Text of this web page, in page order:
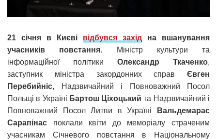
21 січня в Києві відбувся захід на вшанування
учасників повстання. Міністр культури та
інформаційної політики Олександр Ткаченко,
заступник міністра закордонних справ Євген
Перебийніс, Надзвичайний і Повноважний Посол
Польщі в Україні Бартош Ціхоцький та Надзвичайний і
Повноважний Посол Литви в Україні
Вальдемарас
Сарапінас поклали квіти до меморіалу страченим
учасникам Січневого повстання в Національному